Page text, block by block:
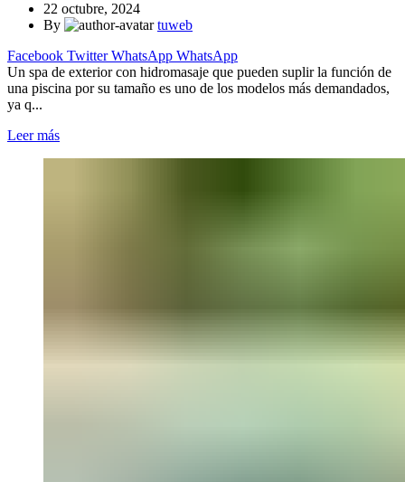
22 octubre, 2024
By
tuweb
Facebook Twitter WhatsApp WhatsApp
Un spa de exterior con hidromasaje que pueden suplir la función de
una piscina por su tamaño es uno de los modelos más demandados,
ya q...
Leer más